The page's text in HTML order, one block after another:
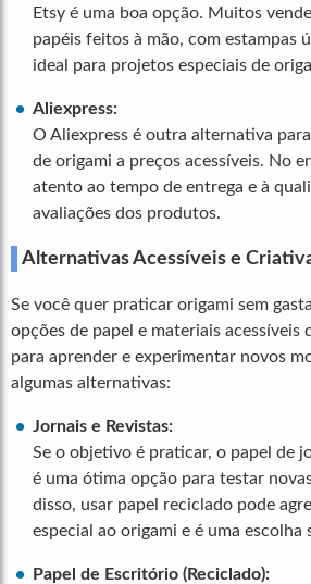
Etsy é uma boa opção. Muitos
papéis feitos à mão, com estampas
ideal para projetos especiais de
Aliexpress:
O Aliexpress é outra alternativa
de origami a preços acessíveis. No
atento ao tempo de entrega e à
avaliações dos produtos.
Alternativas Acessíveis e
Se você quer praticar origami sem
opções de papel e materiais acessíveis
para aprender e experimentar novos
algumas alternativas:
Jornais e Revistas:
Se o objetivo é praticar, o papel de
é uma ótima opção para testar
disso, usar papel reciclado pode
especial ao origami e é uma escolha
Papel de Escritório (Reciclado):